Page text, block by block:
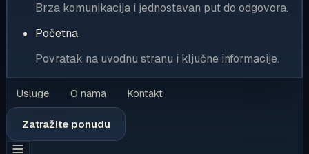
Brza komunikacija i jednostavan put do odgovora.
Početna
Povratak na uvodnu stranu i ključne informacije.
Usluge O nama Kontakt
Zatražite ponudu